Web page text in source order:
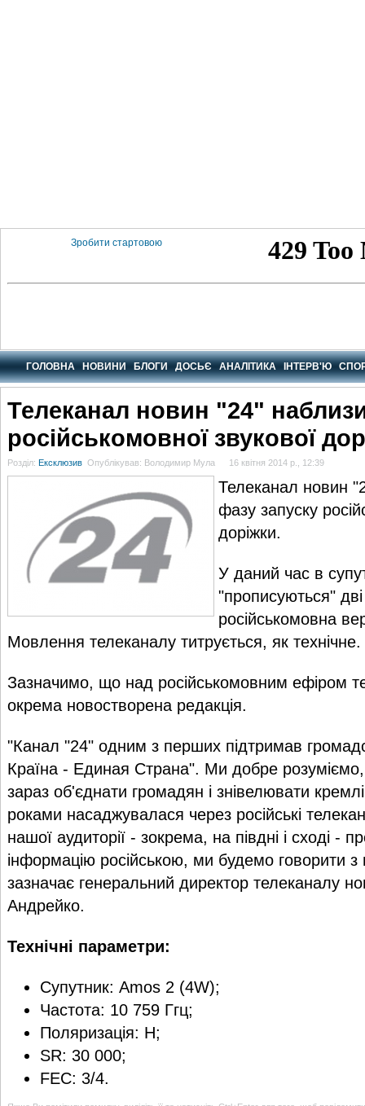
Зробити стартовою
ГОЛОВНА НОВИНИ БЛОГИ ДОСЬЄ АНАЛІТИКА ІНТЕРВ'Ю
Телеканал новин "24"
російськомовної звукової
Розділ: Ексклюзив Опублікував: Володимир Мула 16 квітня 2014 р., 12:39
Телеканал новин
фазу запуску
доріжки.
У даний час в
"прописуються"
російськомовна
Мовлення телеканалу титрується, як технічне.
Зазначимо, що над російськомовним ефіром
окрема новостворена редакція.
"Канал "24" одним з перших підтримав
Країна - Единая Страна". Ми добре
зараз об'єднати громадян і знівелювати
роками насаджувалася через російські
нашої аудиторії - зокрема, на півдні і сході -
інформацію російською, ми будемо говорити
зазначає генеральний директор телеканалу
Андрейко.
Технічні параметри:
Супутник: Amos 2 (4W);
Частота: 10 759 Ггц;
Поляризація: H;
SR: 30 000;
FEC: 3/4.